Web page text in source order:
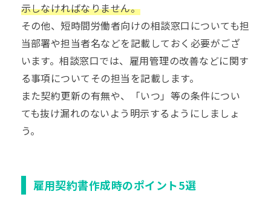
示しなければなりません。
その他、短時間労働者向けの相談窓口についても担
当部署や担当者名などを記載しておく必要がござ
います。相談窓口では、雇用管理の改善などに関す
る事項についてその担当を記載します。
また契約更新の有無や、「いつ」等の条件につい
ても抜け漏れのないよう明示するようにしましょ
う。
雇用契約書作成時のポイント5選